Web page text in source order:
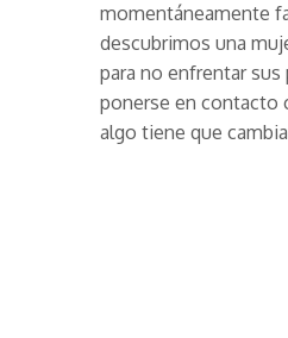
momentáneamente
descubrimos una
para no enfrentar sus
ponerse en contacto
algo tiene que